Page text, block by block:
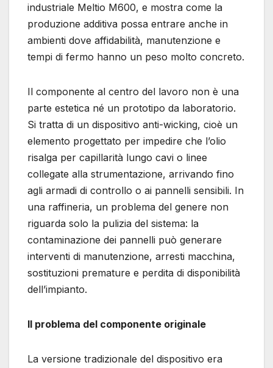
industriale Meltio M600, e mostra come la
produzione additiva possa entrare anche in
ambienti dove affidabilità, manutenzione e
tempi di fermo hanno un peso molto concreto.
Il componente al centro del lavoro non è una
parte estetica né un prototipo da laboratorio.
Si tratta di un dispositivo anti-wicking, cioè un
elemento progettato per impedire che l’olio
risalga per capillarità lungo cavi o linee
collegate alla strumentazione, arrivando fino
agli armadi di controllo o ai pannelli sensibili. In
una raffineria, un problema del genere non
riguarda solo la pulizia del sistema: la
contaminazione dei pannelli può generare
interventi di manutenzione, arresti macchina,
sostituzioni premature e perdita di disponibilità
dell’impianto.
Il problema del componente originale
La versione tradizionale del dispositivo era